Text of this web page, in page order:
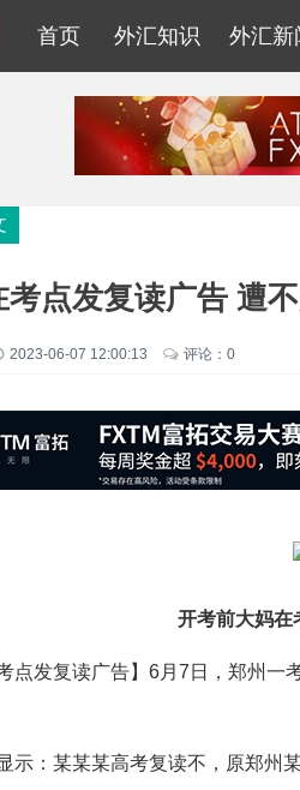
首页 外汇知识 外汇新
点发复读广告 遭
2023-06-07 12:00:13 评论：0
开考前大妈在
发复读广告】6月7日，郑州一
：某某某高考复读不，原郑州某